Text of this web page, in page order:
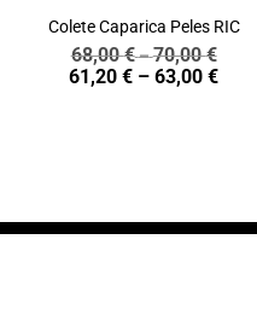
Colete Caparica Peles RIC
68,00€–70,00€Price
range:
61,20€ – 63,00€Price